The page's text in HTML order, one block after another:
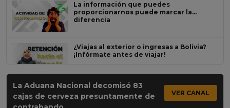
La información que puedes
proporcionarnos puede marcar la
diferencia
¿Viajas al exterior o ingresas a Bolivia?
¡Infórmate antes de viajar!
El contrabando nos afecta a todos.
La Aduana Nacional decomisó 83
cajas de cerveza presuntamente de
VER CANAL